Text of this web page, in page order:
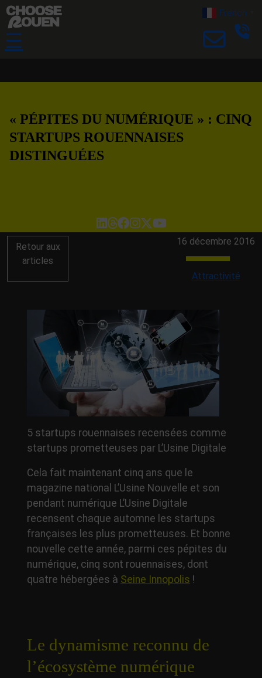
☰
French
« PÉPITES DU NUMÉRIQUE » : CINQ
STARTUPS ROUENNAISES
DISTINGUÉES
Retour aux
articles
16 décembre 2016
Attractivité
5 startups rouennaises recensées comme
startups prometteuses par L’Usine Digitale
Cela fait maintenant cinq ans que le
magazine national L’Usine Nouvelle et son
pendant numérique L’Usine Digitale
recensent chaque automne les startups
françaises les plus prometteuses. Et bonne
nouvelle cette année, parmi ces pépites du
numérique, cinq sont rouennaises, dont
quatre hébergées à Seine Innopolis !
Le dynamisme reconnu de
l’écosystème numérique